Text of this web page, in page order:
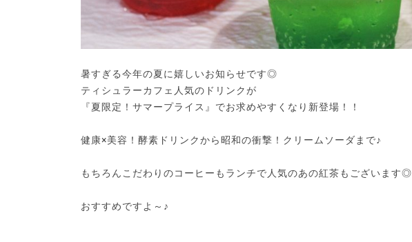
暑すぎる今年の夏に嬉しいお知らせです◎
ティシュラーカフェ人気のドリンクが
『夏限定！サマープライス』でお求めやすくなり新登場！！
健康×美容！酵素ドリンクから昭和の衝撃！クリームソーダまで♪
もちろんこだわりのコーヒーもランチで人気のあの紅茶もございます◎
おすすめですよ～♪